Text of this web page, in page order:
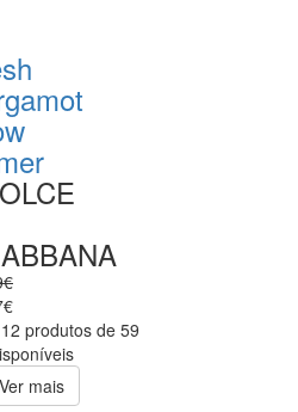
produtos de 59
Ver mais